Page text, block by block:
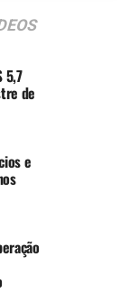
5,7
de
e